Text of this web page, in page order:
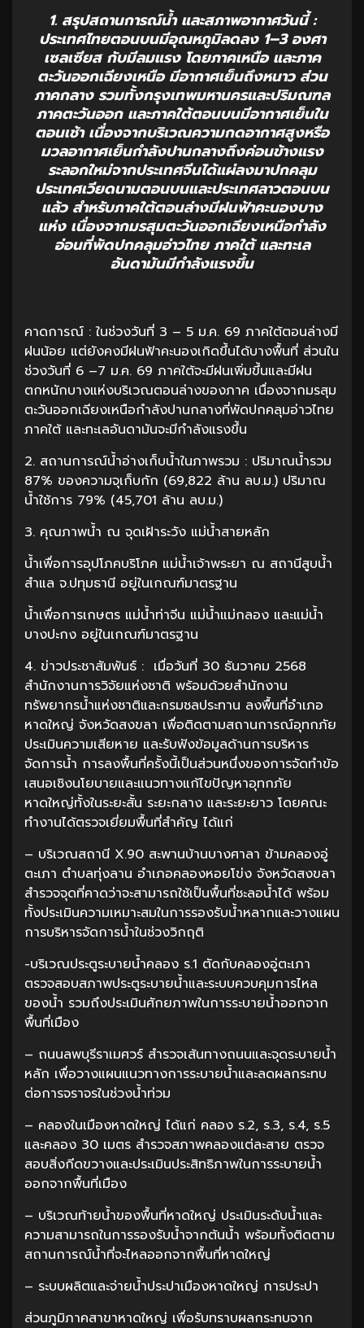
1. สรุปสถานการณ์น้ำ และสภาพอากาศวันนี้ :
ประเทศไทยตอนบนมีอุณหภูมิลดลง 1–3 องศา
เซลเซียส กับมีลมแรง โดยภาคเหนือ และภาค
ตะวันออกเฉียงเหนือ มีอากาศเย็นถึงหนาว ส่วน
ภาคกลาง รวมทั้งกรุงเทพมหานครและปริมณฑล
ภาคตะวันออก และภาคใต้ตอนบนมีอากาศเย็นใน
ตอนเช้า เนื่องจากบริเวณความกดอากาศสูงหรือ
มวลอากาศเย็นกำลังปานกลางถึงค่อนข้างแรง
ระลอกใหม่จากประเทศจีนได้แผ่ลงมาปกคลุม
ประเทศเวียดนามตอนบนและประเทศลาวตอนบน
แล้ว สำหรับภาคใต้ตอนล่างมีฝนฟ้าคะนองบาง
แห่ง เนื่องจากมรสุมตะวันออกเฉียงเหนือกำลัง
อ่อนที่พัดปกคลุมอ่าวไทย ภาคใต้ และทะเล
อันดามันมีกำลังแรงขึ้น
คาดการณ์ : ในช่วงวันที่ 3 – 5 ม.ค. 69 ภาคใต้ตอนล่างมี
ฝนน้อย แต่ยังคงมีฝนฟ้าคะนองเกิดขึ้นได้บางพื้นที่ ส่วนใน
ช่วงวันที่ 6 –7 ม.ค. 69 ภาคใต้จะมีฝนเพิ่มขึ้นและมีฝน
ตกหนักบางแห่งบริเวณตอนล่างของภาค เนื่องจากมรสุม
ตะวันออกเฉียงเหนือกำลังปานกลางที่พัดปกคลุมอ่าวไทย
ภาคใต้ และทะเลอันดามันจะมีกำลังแรงขึ้น
2. สถานการณ์น้ำอ่างเก็บน้ำในภาพรวม : ปริมาณน้ำรวม
87% ของความจุเก็บกัก (69,822 ล้าน ลบ.ม.) ปริมาณ
น้ำใช้การ 79% (45,701 ล้าน ลบ.ม.)
3. คุณภาพน้ำ ณ จุดเฝ้าระวัง แม่น้ำสายหลัก
น้ำเพื่อการอุปโภคบริโภค แม่น้ำเจ้าพระยา ณ สถานีสูบน้ำ
สำแล จ.ปทุมธานี อยู่ในเกณฑ์มาตรฐาน
น้ำเพื่อการเกษตร แม่น้ำท่าจีน แม่น้ำแม่กลอง และแม่น้ำ
บางปะกง อยู่ในเกณฑ์มาตรฐาน
4. ข่าวประชาสัมพันธ์ : เมื่อวันที่ 30 ธันวาคม 2568
สำนักงานการวิจัยแห่งชาติ พร้อมด้วยสำนักงาน
ทรัพยากรน้ำแห่งชาติและกรมชลประทาน ลงพื้นที่อำเภอ
หาดใหญ่ จังหวัดสงขลา เพื่อติดตามสถานการณ์อุทกภัย
ประเมินความเสียหาย และรับฟังข้อมูลด้านการบริหาร
จัดการน้ำ การลงพื้นที่ครั้งนี้เป็นส่วนหนึ่งของการจัดทำข้อ
เสนอเชิงนโยบายและแนวทางแก้ไขปัญหาอุทกภัย
หาดใหญ่ทั้งในระยะสั้น ระยะกลาง และระยะยาว โดยคณะ
ทำงานได้ตรวจเยี่ยมพื้นที่สำคัญ ได้แก่
– บริเวณสถานี X.90 สะพานบ้านบางศาลา ข้ามคลองอู่
ตะเภา ตำบลทุ่งลาน อำเภอคลองหอยโข่ง จังหวัดสงขลา
สำรวจจุดที่คาดว่าจะสามารถใช้เป็นพื้นที่ชะลอน้ำได้ พร้อม
ทั้งประเมินความเหมาะสมในการรองรับน้ำหลากและวางแผน
การบริหารจัดการน้ำในช่วงวิกฤติ
-บริเวณประตูระบายน้ำคลอง ร.1 ตัดกับคลองอู่ตะเภา
ตรวจสอบสภาพประตูระบายน้ำและระบบควบคุมการไหล
ของน้ำ รวมถึงประเมินศักยภาพในการระบายน้ำออกจาก
พื้นที่เมือง
– ถนนลพบุรีราเมศวร์ สำรวจเส้นทางถนนและจุดระบายน้ำ
หลัก เพื่อวางแผนแนวทางการระบายน้ำและลดผลกระทบ
ต่อการจราจรในช่วงน้ำท่วม
– คลองในเมืองหาดใหญ่ ได้แก่ คลอง ร.2, ร.3, ร.4, ร.5
และคลอง 30 เมตร สำรวจสภาพคลองแต่ละสาย ตรวจ
สอบสิ่งกีดขวางและประเมินประสิทธิภาพในการระบายน้ำ
ออกจากพื้นที่เมือง
– บริเวณท้ายน้ำของพื้นที่หาดใหญ่ ประเมินระดับน้ำและ
ความสามารถในการรองรับน้ำจากต้นน้ำ พร้อมทั้งติดตาม
สถานการณ์น้ำที่จะไหลออกจากพื้นที่หาดใหญ่
– ระบบผลิตและจ่ายน้ำประปาเมืองหาดใหญ่ การประปา
ส่วนภูมิภาคสาขาหาดใหญ่ เพื่อรับทราบผลกระทบจาก